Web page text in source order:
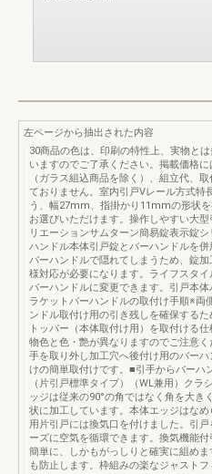
左ページから抽出された内容
30商品の色は、印刷の特性上、実物と
いますのでご了承ください。掲載価格
（ガラス組込商品を除く）、組立代、
ておりません。室内引戸Vレール方式特
う、幅27mm、指掛かり11mmの形状
お選びいただけます。操作しやすい大
リエーションサムターン簡易錠表示錠
ハンドル本体引戸錠とバーハンドルを
バーハンドルで隠れてしまうため、錠
様対応が必要になります。ライフスタ
バーハンドルに変更できます。引戸本
ラケットバーハンドルの取付け手順※両
ンドル取付け用の引き残しを確保する
トッパー（本体取付け用）を取付ける
物色と色・艶が異なりますのでご注意
手を取り外し加工穴へ後付け用のバー
けの簡単取付けです。■引手からバーハ
（片引戸標準タイプ）（WL兼用）クラ
ッジは従来の90°の角ではなく角を大き
状に加工しています。本体エッジはな
用片引戸には換気口を付けました。引
ーズに空気を循環できます。換気機能
簡単に、しかもがっしりと確実に組め
も防止します。枠組みの楽なジャスト